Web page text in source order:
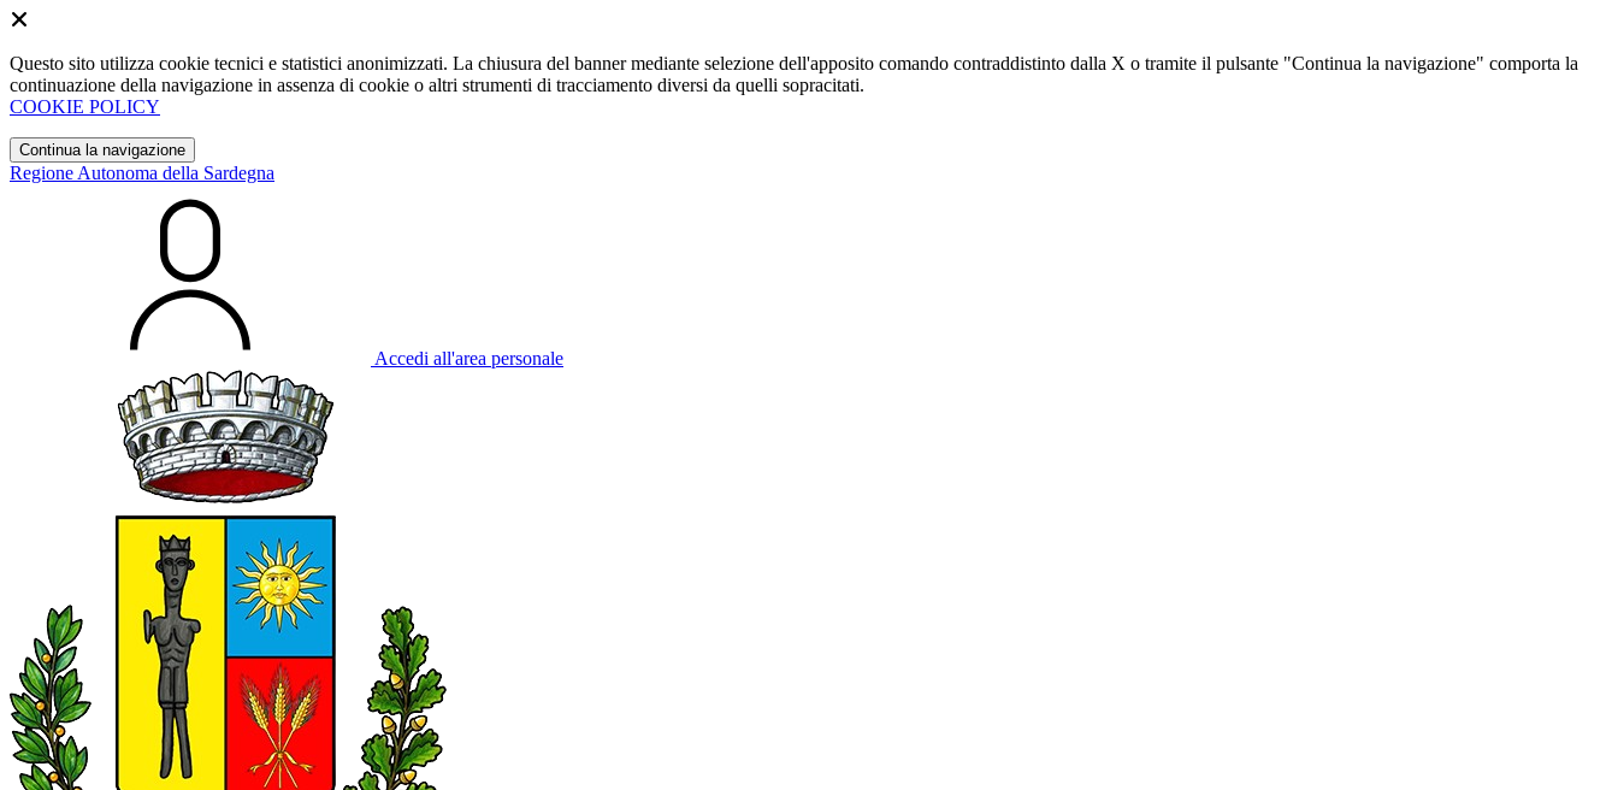
Questo sito utilizza cookie tecnici e statistici anonimizzati. La chiusura del banner mediante selezione dell'apposito comando contraddistinto dalla X o tramite il pulsante "Continua la navigazione" comporta la
continuazione della navigazione in assenza di cookie o altri strumenti di tracciamento diversi da quelli sopracitati.
COOKIE POLICY
Continua la navigazione
Regione Autonoma della Sardegna
Accedi all'area personale